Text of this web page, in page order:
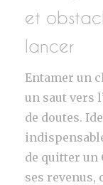
et
lancer
Entamer un
un saut vers
de doutes.
de quitter un
ses revenus,